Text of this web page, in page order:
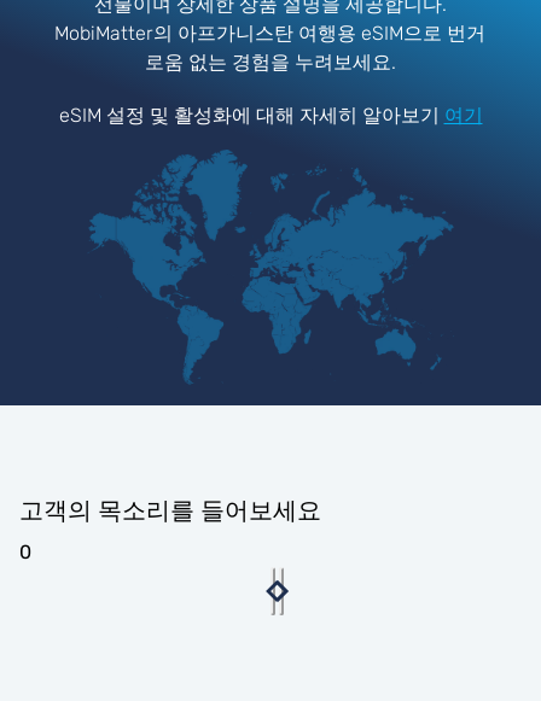
MobiMatter의 아프가니스탄 여행용 eSIM으로 번거
로움 없는 경험을 누려보세요.
eSIM 설정 및 활성화에 대해 자세히 알아보기 여기
고객의 목소리를 들어보세요
0